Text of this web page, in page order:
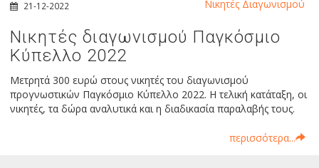
21-12-2022
Νικητές διαγωνισμού Παγκόσμιο
Κύπελλο 2022
Μετρητά 300 ευρώ στους νικητές του διαγωνισμού
προγνωστικών Παγκόσμιο Κύπελλο 2022. Η τελική κατάταξη, οι
νικητές, τα δώρα αναλυτικά και η διαδικασία παραλαβής τους.
περισσότερα...
Νικητές Διαγωνισμού